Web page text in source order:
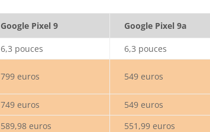
Google Pixel 9 Google Pixel 9a
6,3 pouces
6,3 pouces
799 euros 549 euros
749 euros
549 euros
589,98 euros
551,99 euros